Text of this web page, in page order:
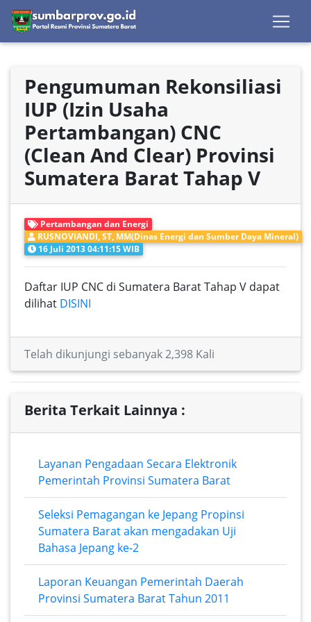
Pengumuman Rekonsiliasi
IUP (Izin Usaha
Pertambangan) CNC
(Clean And Clear) Provinsi
Sumatera Barat Tahap V
Pertambangan dan Energi
RUSNOVIANDI, ST, MM(Dinas Energi dan Sumber Daya Mineral)
16 Juli 2013 04:11:15 WIB
Daftar IUP CNC di Sumatera Barat Tahap V dapat
dilihat DISINI
Telah dikunjungi sebanyak 2,398 Kali
Berita Terkait Lainnya :
Layanan Pengadaan Secara Elektronik
Pemerintah Provinsi Sumatera Barat
Seleksi Pemagangan ke Jepang Propinsi
Sumatera Barat akan mengadakan Uji
Bahasa Jepang ke-2
Laporan Keuangan Pemerintah Daerah
Provinsi Sumatera Barat Tahun 2011